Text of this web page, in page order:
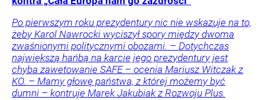
Po pierwszym roku prezydentury nic nie wskazuje na to,
żeby Karol Nawrocki wyciszył spory między dwoma
zwaśnionymi politycznymi obozami. – Dotychczas
największą hańbą na karcie jego prezydentury jest
chyba zawetowanie SAFE – ocenia Mariusz Witczak z
KO. – Mamy głowę państwa, z której możemy być
dumni – kontruje Marek Jakubiak z Rozwoju Plus.